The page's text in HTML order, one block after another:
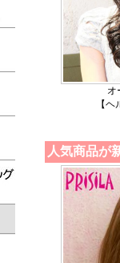
オ
【
人気商品が